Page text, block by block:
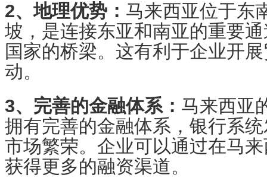
2、地理优势： 马来西亚位于东
坡，是连接东亚和南亚的重要
国家的桥梁。这有利于企业开
动。
3、完善的金融体系： 马来西亚
拥有完善的金融体系，银行系
市场繁荣。企业可以通过在马
获得更多的融资渠道。